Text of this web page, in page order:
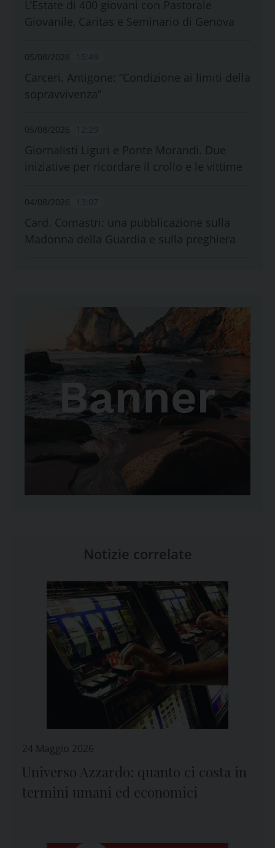
L’Estate di 400 giovani con Pastorale
Giovanile, Caritas e Seminario di Genova
05/08/2026
Carceri. Antigone: “Condizione ai limiti della
sopravvivenza”
05/08/2026
Giornalisti Liguri e Ponte Morandi. Due
iniziative per ricordare il crollo e le vittime
04/08/2026
Card. Comastri: una pubblicazione sulla
Madonna della Guardia e sulla preghiera
Notizie correlate
24 Maggio 2026
Universo Azzardo: quanto ci costa in
termini umani ed economici